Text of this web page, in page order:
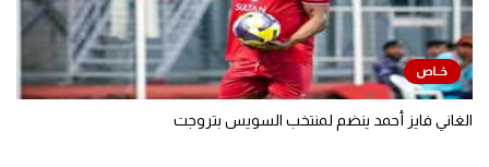
الغاني فايز أحمد ينضم لمنتخب السويس بتروجت